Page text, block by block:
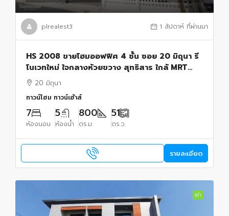
plrealest3 1 สัปดาห์ ที่ผ่านมา
HS 2008 ขายโฮมออฟฟิศ 4 ชั้น ซอย 20 มิถุนา รี
โนเวทใหม่ ใจกลางห้วยขวาง สุทธิสาร ใกล้ MRT
สุทธิสาร
20 มิถุนา
ทาวน์โฮม ทาวน์เฮ้าส์
7
ห้องนอน
5
ห้องน้ำ
800
ตร.ม.
51
ตร.ว.
รายละเอียด
เช่า